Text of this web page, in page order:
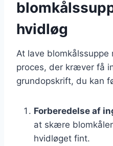
hvidløg
At lave blomkålssuppe
proces, der kræver få
grundopskrift, du kan
Forberedelse af
at skære
hvidløget fint.